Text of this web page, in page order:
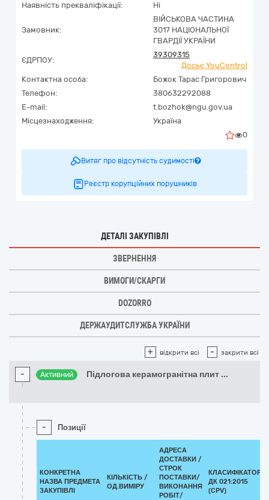
Наявність прекваліфікації:
Ні
Замовник:
ВІЙСЬКОВА ЧАСТИНА
3017 НАЦІОНАЛЬНОЇ
ГВАРДІЇ УКРАЇНИ
ЄДРПОУ:
39309315
Досьє YouControl
Контактна особа:
Божок Тарас Григорович
Телефон:
380632292088
E-mail:
t.bozhok@ngu.gov.ua
Місцезнаходження:
Україна
0
Витяг про відсутність судимості
Реєстр корупційних порушників
ДЕТАЛІ ЗАКУПІВЛІ
ЗВЕРНЕННЯ
ВИМОГИ/СКАРГИ
DOZORRO
ДЕРЖАУДИТСЛУЖБА УКРАЇНИ
+ відкрити всі - закрити всі
- Активний Підлогова керамогранітна плит ...
- Позиції
КОНКРЕТНА
НАЗВА ПРЕДМЕТА
ЗАКУПІВЛІ
КІЛЬКІСТЬ /
ОД.ВИМІРУ
АДРЕСА
ДОСТАВКИ /
СТРОК
ПОСТАВКИ/
ВИКОНАННЯ
РОБІТ/
КЛАСИФІКАТОР
ДК 021:2015
(CPV)